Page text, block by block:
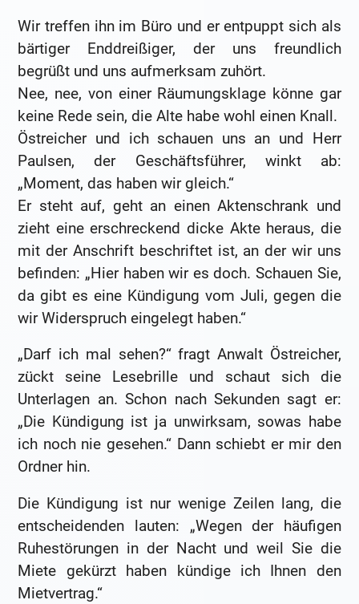
Wir treffen ihn im Büro und er entpuppt sich als
bärtiger Enddreißiger, der uns freundlich
begrüßt und uns aufmerksam zuhört.
Nee, nee, von einer Räumungsklage könne gar
keine Rede sein, die Alte habe wohl einen Knall.
Östreicher und ich schauen uns an und Herr
Paulsen, der Geschäftsführer, winkt ab:
„Moment, das haben wir gleich.“
Er steht auf, geht an einen Aktenschrank und
zieht eine erschreckend dicke Akte heraus, die
mit der Anschrift beschriftet ist, an der wir uns
befinden: „Hier haben wir es doch. Schauen Sie,
da gibt es eine Kündigung vom Juli, gegen die
wir Widerspruch eingelegt haben.“
„Darf ich mal sehen?“ fragt Anwalt Östreicher,
zückt seine Lesebrille und schaut sich die
Unterlagen an. Schon nach Sekunden sagt er:
„Die Kündigung ist ja unwirksam, sowas habe
ich noch nie gesehen.“ Dann schiebt er mir den
Ordner hin.
Die Kündigung ist nur wenige Zeilen lang, die
entscheidenden lauten: „Wegen der häufigen
Ruhestörungen in der Nacht und weil Sie die
Miete gekürzt haben kündige ich Ihnen den
Mietvertrag.“